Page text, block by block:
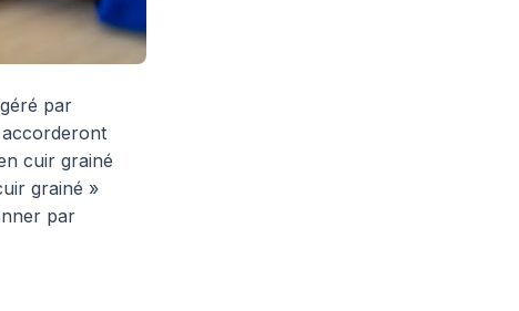
par
cuir grainé
grainé »
par